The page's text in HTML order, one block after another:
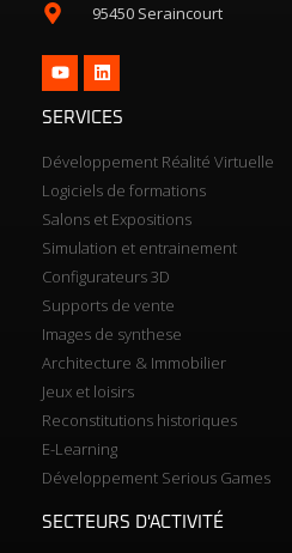
95450 Seraincourt
SERVICES
Développement Réalité Virtuelle
Logiciels de formations
Salons et Expositions
Simulation et entrainement
Configurateurs 3D
Supports de vente
Images de synthese
Architecture & Immobilier
Jeux et loisirs
Reconstitutions historiques
E-Learning
Développement Serious Games
SECTEURS D'ACTIVITÉ